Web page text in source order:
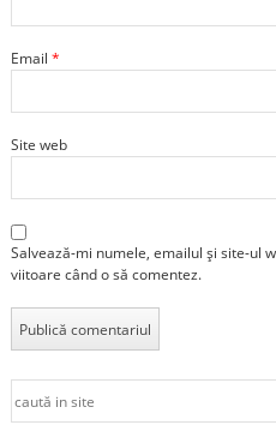
Email *
Site web
Salvează-mi numele, emailul și site-ul
viitoare când o să comentez.